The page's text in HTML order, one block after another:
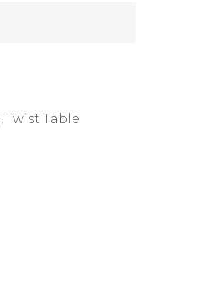
Twist Table